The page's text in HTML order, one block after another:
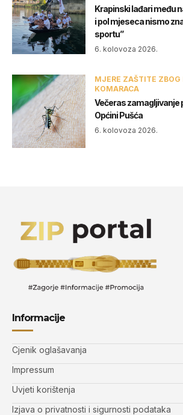
Krapinski lađari među
i pol mjeseca nismo
sportu”
6. kolovoza 2026.
MJERE ZAŠTITE ZBOG
KOMARACA
Večeras zamagljivanje
Općini Pušća
6. kolovoza 2026.
Informacije
Cjenik oglašavanja
Impressum
Uvjeti korištenja
Izjava o privatnosti i sigurnosti podataka